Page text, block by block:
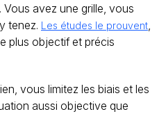
avez une grille, vous
tenez. Les études le prouvent,
plus objectif et précis
vous limitez les biais et les
aussi objective que